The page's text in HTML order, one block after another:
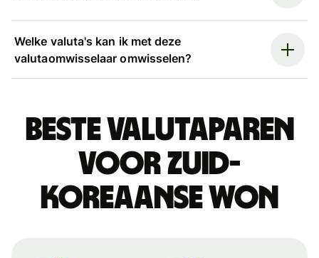
Welke valuta's kan ik met deze
valutaomwisselaar omwisselen?
Beste valutaparen
voor Zuid-
Koreaanse won